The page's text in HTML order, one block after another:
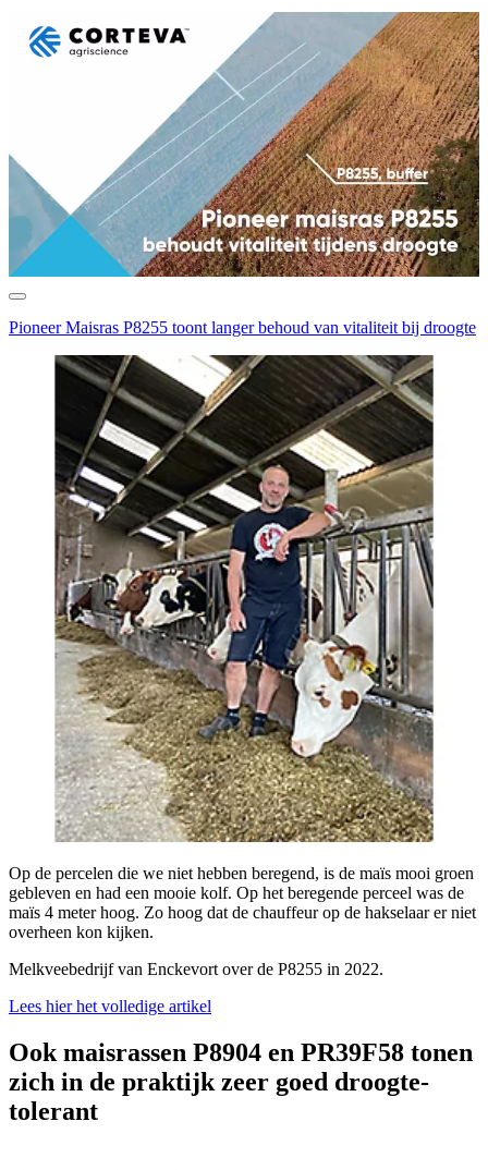
Pioneer Maisras P8255 toont langer behoud van vitaliteit bij droogte
Op de percelen die we niet hebben beregend, is de maïs mooi groen
gebleven en had een mooie kolf. Op het beregende perceel was de
maïs 4 meter hoog. Zo hoog dat de chauffeur op de hakselaar er niet
overheen kon kijken.
Melkveebedrijf van Enckevort over de P8255 in 2022.
Lees hier het volledige artikel
Ook maisrassen P8904 en PR39F58 tonen
zich in de praktijk zeer goed droogte-
tolerant